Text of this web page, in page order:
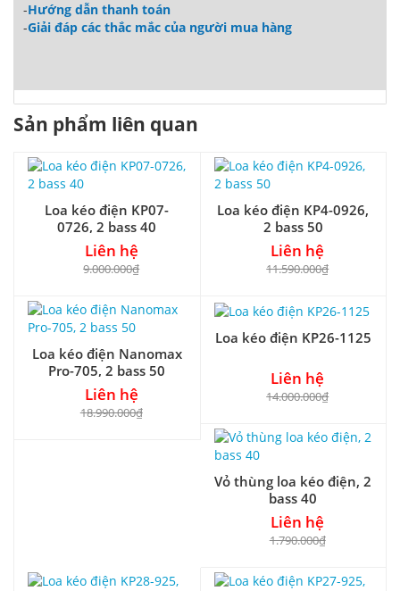
-Hướng dẫn thanh toán
-Giải đáp các thắc mắc của người mua hàng
Sản phẩm liên quan
Loa kéo điện KP07-
0726, 2 bass 40
Liên hệ
9.000.000₫
Loa kéo điện KP4-0926,
2 bass 50
Liên hệ
11.590.000₫
Loa kéo điện Nanomax
Pro-705, 2 bass 50
Liên hệ
18.990.000₫
Loa kéo điện KP26-1125
Liên hệ
14.000.000₫
Vỏ thùng loa kéo điện, 2
bass 40
Liên hệ
1.790.000₫